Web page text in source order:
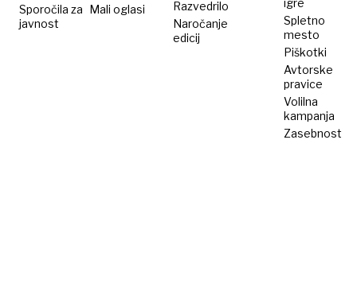
Sporočila za
javnost
Mali oglasi
Razvedrilo
Naročanje
edicij
igre
Spletno
mesto
Piškotki
Avtorske
pravice
Volilna
kampanja
Zasebnost